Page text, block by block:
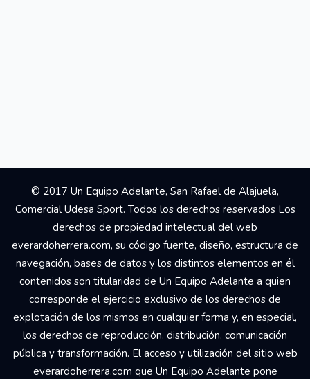
© 2017 Un Equipo Adelante, San Rafael de Alajuela,
Comercial Udesa Sport. Todos los derechos reservados Los
derechos de propiedad intelectual del web
everardoherrera.com, su código fuente, diseño, estructura de
navegación, bases de datos y los distintos elementos en él
contenidos son titularidad de Un Equipo Adelante a quien
corresponde el ejercicio exclusivo de los derechos de
explotación de los mismos en cualquier forma y, en especial,
los derechos de reproducción, distribución, comunicación
pública y transformación. El acceso y utilización del sitio web
everardoherrera.com que Un Equipo Adelante pone